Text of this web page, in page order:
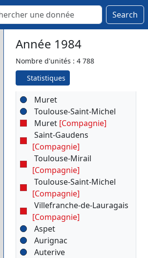
Search
Année 1984
Nombre d'unités : 4 788
Statistiques
Toulouse
Muret
Saint-Gaudens
Toulouse
Toulouse-Mirail
Toulouse-Saint-Michel
Colomiers
Muret
Toulouse-Saint-Michel
Muret [Compagnie]
Saint-Gaudens
[Compagnie]
Toulouse-Mirail
[Compagnie]
Toulouse-Saint-Michel
[Compagnie]
Villefranche-de-Lauragais
[Compagnie]
Aspet
Aurignac
Auterive